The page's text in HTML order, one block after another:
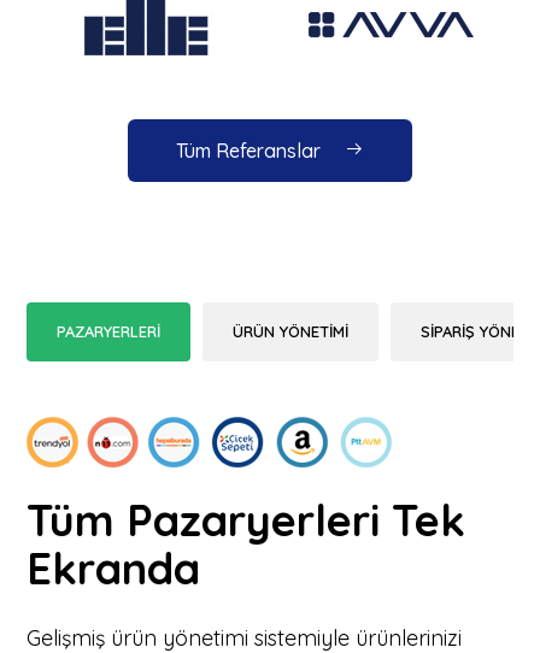
Tüm Referanslar
PAZARYERLERİ ÜRÜN YÖNETİMİ SİPARİŞ
Tüm Pazaryerleri Tek
Ekranda
Gelişmiş ürün yönetimi sistemiyle ürünlerinizi